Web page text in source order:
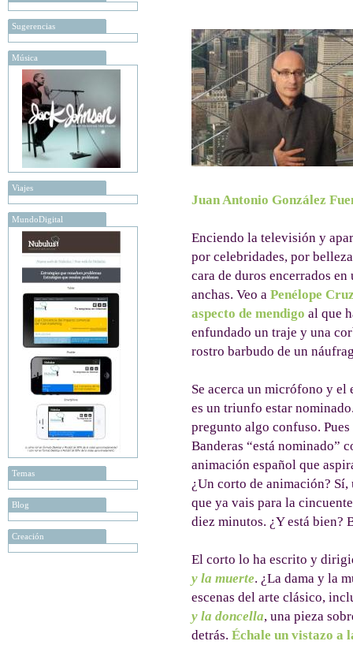
Sugerencias
Música
Viajes
MundoDigital
Temas
Blog
Creación
Juan Antonio González
Enciendo la televisión y
por celebridades, por
cara de duros encerrados
anchas. Veo a Penélope
aspecto de mendigo al que
enfundado un traje y una
rostro barbudo de un
Se acerca un micrófono y el
es un triunfo estar
pregunto algo confuso.
Banderas “está nominado”
animación español que
¿Un corto de animación?
que ya vais para la
diez minutos. ¿Y está bien?
El corto lo ha escrito y
y la muerte. ¿La dama y la
escenas del arte clásico,
y la doncella, una pieza
detrás. Échale un vistazo a